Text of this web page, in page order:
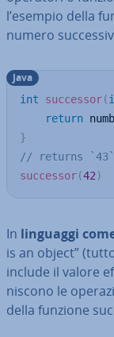
l’esempio della
numero
int successor(
return
}
// returns `43`
successor(42 )
Java
In linguaggi
is an object”
include il valore
ni­sco­no le
della funzione